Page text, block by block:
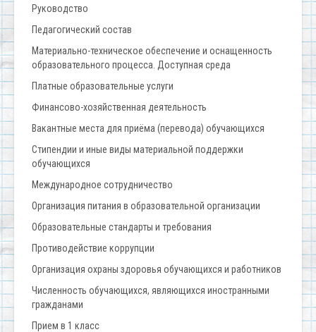
Руководство
Педагогический состав
Материально-техническое обеспечение и оснащенность
образовательного процесса. Доступная среда
Платные образовательные услуги
Финансово-хозяйственная деятельность
Вакантные места для приёма (перевода) обучающихся
Стипендии и иные виды материальной поддержки
обучающихся
Международное сотрудничество
Организация питания в образовательной организации
Образовательные стандарты и требования
Противодействие коррупции
Организация охраны здоровья обучающихся и работников
Численность обучающихся, являющихся иностранными
гражданами
Прием в 1 класс